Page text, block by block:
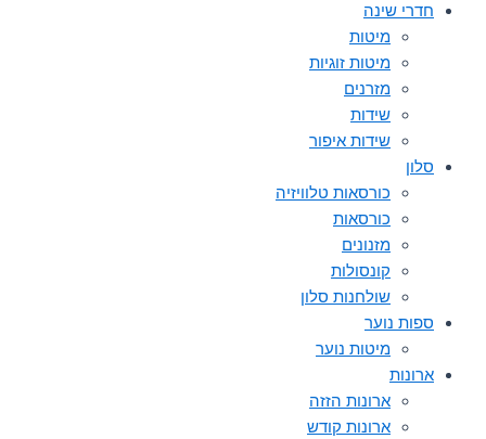
חדרי שינה
מיטות
מיטות זוגיות
מזרנים
שידות
שידות איפור
סלון
כורסאות טלוויזיה
כורסאות
מזנונים
קונסולות
שולחנות סלון
ספות נוער
מיטות נוער
ארונות
ארונות הזזה
ארונות קודש